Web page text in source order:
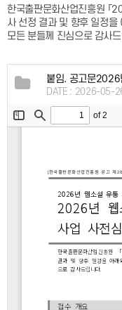
한국출판문화산업진흥원 「
사 선정 결과 및 향후 일정
모든 분들께 진심으로 감사
붙임. 공고문2026
DATE : 2026-05-